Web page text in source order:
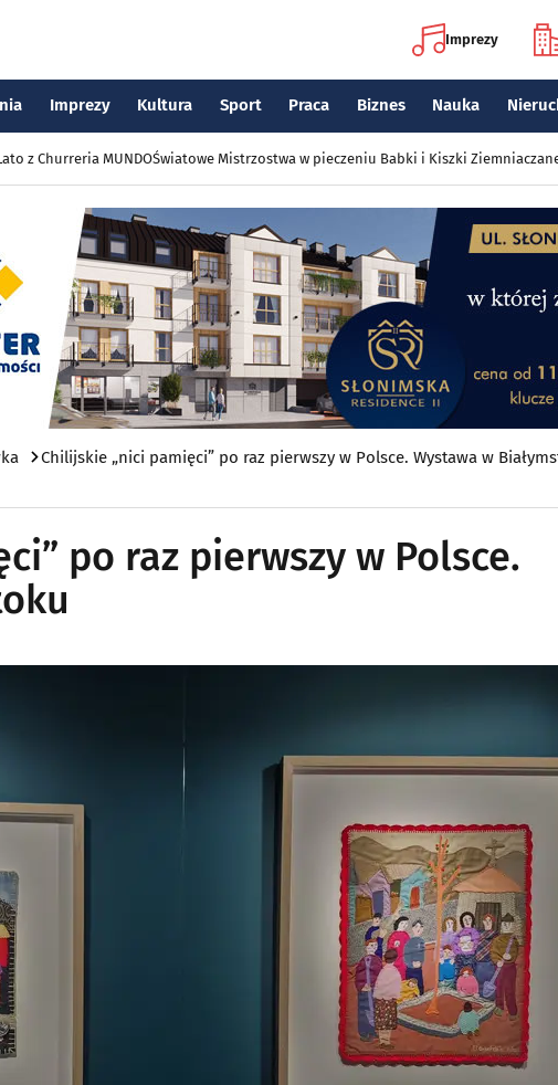
Imprezy
Imprezy Kultura Sport Praca Biznes Nauka
z Churreria MUNDOŚwiatowe Mistrzostwa w pieczeniu Babki i Kiszki
Chilijskie „nici pamięci” po raz pierwszy w Polsce. Wystawa w
po raz pierwszy w Polsce.